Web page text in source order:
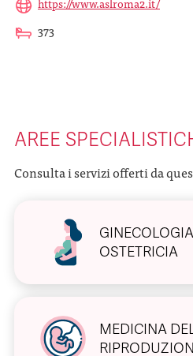
373
AREE
Consulta i servizi offerti da
GINECOLOGIA
OSTETRICIA
MEDICINA